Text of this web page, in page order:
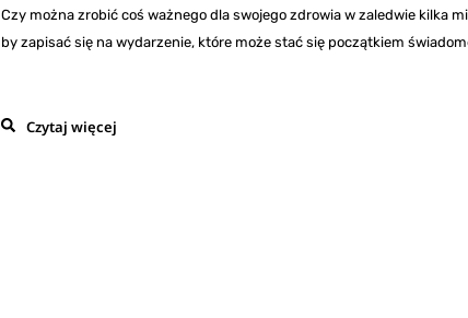
Czy można zrobić coś ważnego dla swojego zdrowia w zaledwie kilka
by zapisać się na wydarzenie, które może stać się początkiem
Czytaj więcej